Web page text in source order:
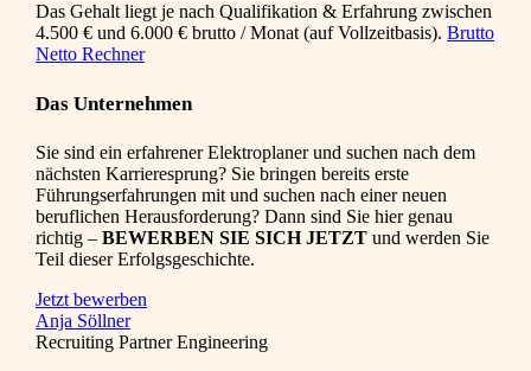
Das Gehalt liegt je nach Qualifikation & Erfahrung zwischen
4.500 € und 6.000 € brutto / Monat (auf Vollzeitbasis). Brutto
Netto Rechner
Das Unternehmen
Sie sind ein erfahrener Elektroplaner und suchen nach dem
nächsten Karrieresprung? Sie bringen bereits erste
Führungserfahrungen mit und suchen nach einer neuen
beruflichen Herausforderung? Dann sind Sie hier genau
richtig – BEWERBEN SIE SICH JETZT und werden Sie
Teil dieser Erfolgsgeschichte.
Jetzt bewerben
Anja Söllner
Recruiting Partner Engineering